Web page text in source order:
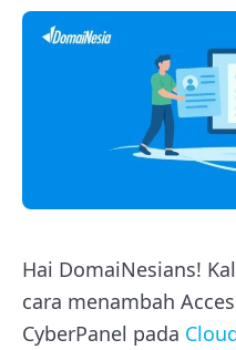
Hai DomaiNesians!
cara menambah
CyberPanel pada